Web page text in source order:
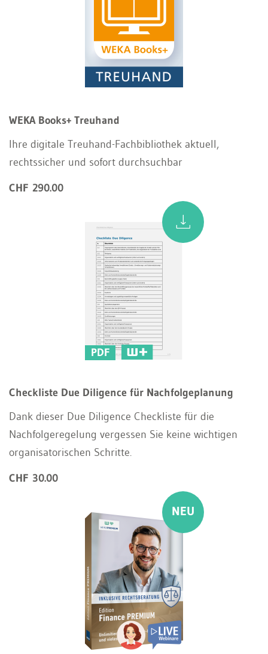
WEKA Books+ Treuhand
Ihre digitale Treuhand-Fachbibliothek aktuell,
rechtssicher und sofort durchsuchbar
CHF 290.00
PDF
Checkliste Due Diligence für Nachfolgeplanung
Dank dieser Due Diligence Checkliste für die
Nachfolgeregelung vergessen Sie keine wichtigen
organisatorischen Schritte.
CHF 30.00